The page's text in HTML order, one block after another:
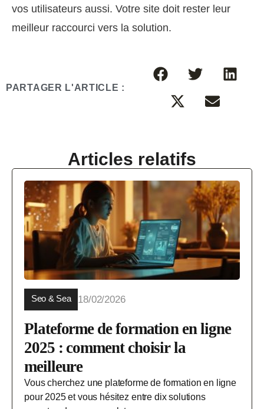
vos utilisateurs aussi. Votre site doit rester leur
meilleur raccourci vers la solution.
PARTAGER L'ARTICLE :
Articles relatifs
Seo & Sea 18/02/2026
Plateforme de formation en ligne
2025 : comment choisir la
meilleure
Vous cherchez une plateforme de formation en ligne
pour 2025 et vous hésitez entre dix solutions